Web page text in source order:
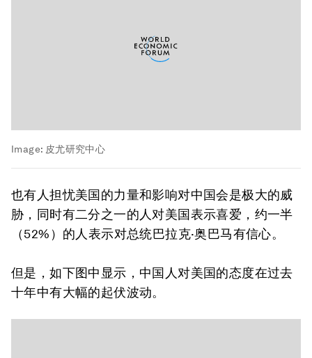
Image: 皮尤研究中心
也有人担忧美国的力量和影响对中国会是极大的威
胁，同时有二分之一的人对美国表示喜爱，约一半
（52%）的人表示对总统巴拉克·奥巴马有信心。
但是，如下图中显示，中国人对美国的态度在过去
十年中有大幅的起伏波动。